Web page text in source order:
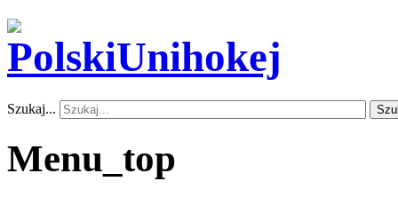
Szukaj...
Menu_top